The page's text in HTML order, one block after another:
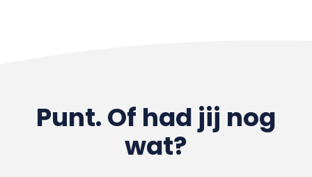
Punt. Of had jij nog
wat?